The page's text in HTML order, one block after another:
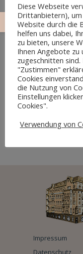
2
Impressum
Datenschutz
Diese Webseite
Drittanbietern),
Website durch die
helfen uns dabei,
zu bieten, unsere
Ihnen Angebote
zugeschnitten
"Zustimmen"
Cookies
die Nutzung von
Einstellungen
Cookies".
Verwendung von